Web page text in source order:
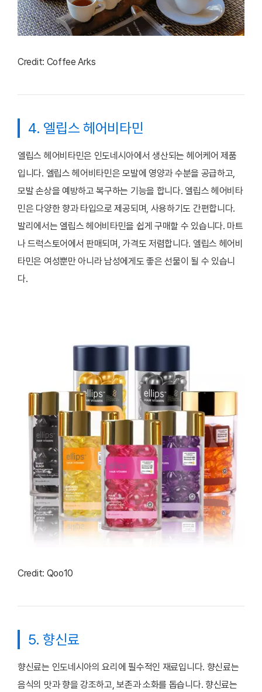
Credit: Coffee Arks
4. 엘립스 헤어비타민
엘립스 헤어비타민은 인도네시아에서 생산되는 헤어케어 제품
입니다. 엘립스 헤어비타민은 모발에 영양과 수분을 공급하고,
모발 손상을 예방하고 복구하는 기능을 합니다. 엘립스 헤어비타
민은 다양한 향과 타입으로 제공되며, 사용하기도 간편합니다.
발리에서는 엘립스 헤어비타민을 쉽게 구매할 수 있습니다. 마트
나 드럭스토어에서 판매되며, 가격도 저렴합니다. 엘립스 헤어비
타민은 여성뿐만 아니라 남성에게도 좋은 선물이 될 수 있습니
다.
Credit: Qoo10
5. 향신료
향신료는 인도네시아의 요리에 필수적인 재료입니다. 향신료는
음식의 맛과 향을 강조하고, 보존과 소화를 돕습니다. 향신료는